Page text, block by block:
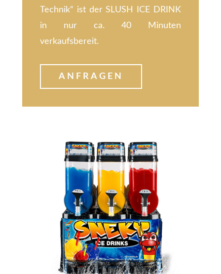
Technik“ ist der SLUSH ICE DRINK
in nur ca. 40 Minuten
verkaufsbereit.
ANFRAGEN